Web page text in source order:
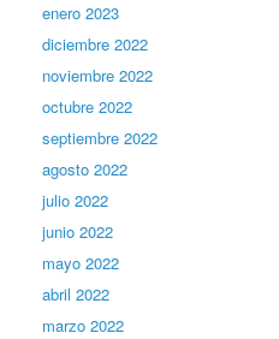
enero 2023
diciembre 2022
noviembre 2022
octubre 2022
septiembre 2022
agosto 2022
julio 2022
junio 2022
mayo 2022
abril 2022
marzo 2022